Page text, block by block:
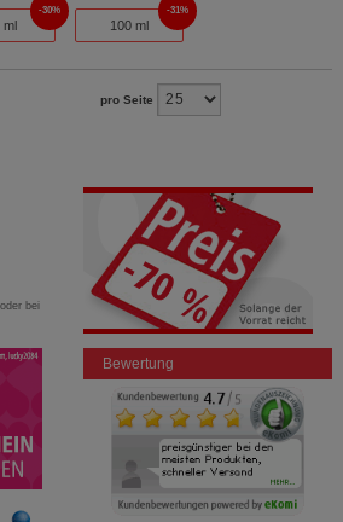
ml
30%
100 ml
31%
pro Seite
bei
Bewertung